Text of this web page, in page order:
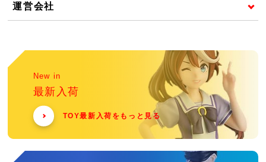
運営会社
New in
最新入荷
TOY最新入荷をもっと見る